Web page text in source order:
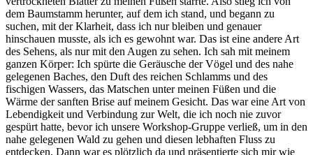
dem Baumstamm herunter, auf dem ich stand, und begann zu
suchen, mit der Klarheit, dass ich nur bleiben und genauer
hinschauen musste, als ich es gewohnt war. Das ist eine andere Art
des Sehens, als nur mit den Augen zu sehen. Ich sah mit meinem
ganzen Körper: Ich spürte die Geräusche der Vögel und des nahe
gelegenen Baches, den Duft des reichen Schlamms und des
fischigen Wassers, das Matschen unter meinen Füßen und die
Wärme der sanften Brise auf meinem Gesicht. Das war eine Art von
Lebendigkeit und Verbindung zur Welt, die ich noch nie zuvor
gespürt hatte, bevor ich unsere Workshop-Gruppe verließ, um in den
nahe gelegenen Wald zu gehen und diesen lebhaften Fluss zu
entdecken. Dann war es plötzlich da und präsentierte sich mir wie